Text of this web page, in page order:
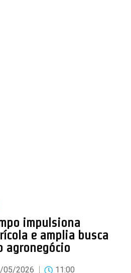
impulsiona
e amplia busca
agronegócio
05/2026 11:00